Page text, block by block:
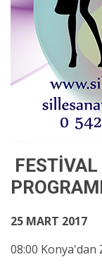
FESTİVAL
25 MART 2017
08:00 Konya'dan